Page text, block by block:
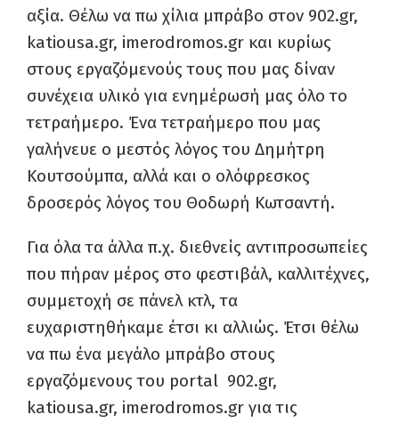
αξία. Θέλω να πω χίλια μπράβο στον 902.gr,
katiousa.gr, imerodromos.gr και κυρίως
στους εργαζόμενούς τους που μας δίναν
συνέχεια υλικό για ενημέρωσή μας όλο το
τετραήμερο. Ένα τετραήμερο που μας
γαλήνευε ο μεστός λόγος του Δημήτρη
Κουτσούμπα, αλλά και ο ολόφρεσκος
δροσερός λόγος του Θοδωρή Κωτσαντή.
Για όλα τα άλλα π.χ. διεθνείς αντιπροσωπείες
που πήραν μέρος στο φεστιβάλ, καλλιτέχνες,
συμμετοχή σε πάνελ κτλ, τα
ευχαριστηθήκαμε έτσι κι αλλιώς. Έτσι θέλω
να πω ένα μεγάλο μπράβο στους
εργαζόμενους του portal 902.gr,
katiousa.gr, imerodromos.gr για τις